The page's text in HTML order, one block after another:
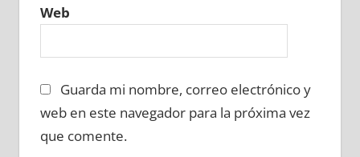
Web
Guarda mi nombre, correo electrónico y
web en este navegador para la próxima vez
que comente.